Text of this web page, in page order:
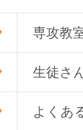
専攻教
生徒さ
よくあ